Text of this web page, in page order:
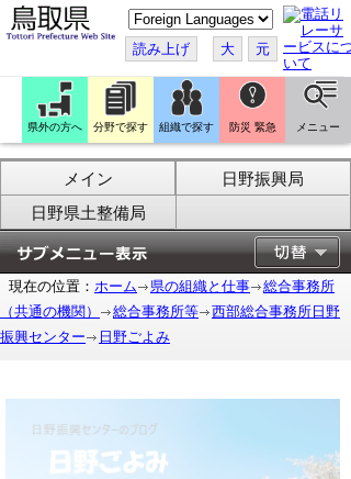
こ
の
ペ
ー
ジ
翻
訳
す
る
読み上げ 大 元
県外の方へ 分野で探す 組織で探す 防災 緊急 メニュー
メイン
日野振興局
日野県土整備局
現在の位置： ホーム 県の組織と仕事
総合事務所
（共通の機関）
総合事務所等
西部総合事務所日野
振興センター
日野ごよみ